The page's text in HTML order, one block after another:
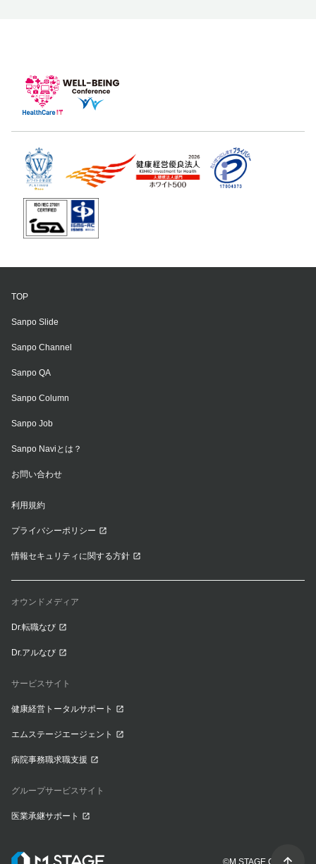
TOP
Sanpo Slide
Sanpo Channel
Sanpo QA
Sanpo Column
Sanpo Job
Sanpo Naviとは？
お問い合わせ
利用規約
プライバシーポリシー
情報セキュリティに関する方針
オウンドメディア
Dr.転職なび
Dr.アルなび
サービスサイト
健康経営トータルサポート
エムステージエージェント
病院事務職求職支援
グループサービスサイト
医業承継サポート
©M.STAGE CO., LTD.